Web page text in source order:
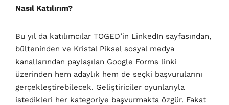
Nasıl Katılırım?
Bu yıl da katılımcılar TOGED’in LinkedIn sayfasından,
bülteninden ve Kristal Piksel sosyal medya
kanallarından paylaşılan Google Forms linki
üzerinden hem adaylık hem de seçki başvurularını
gerçekleştirebilecek. Geliştiriciler oyunlarıyla
istedikleri her kategoriye başvurmakta özgür. Fakat